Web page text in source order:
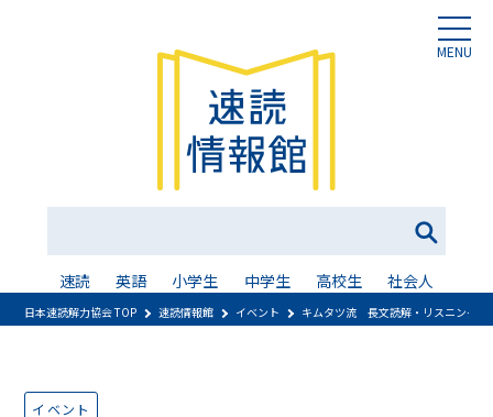
MENU
速読 英語 小学生 中学生 高校生 社会人
日本速読解力協会 TOP 速読情報館 イベント キムタツ流 長文読解・リスニング対
イベント